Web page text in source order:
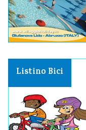
Listino Bici